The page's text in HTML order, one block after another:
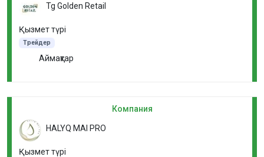
Tg Golden Retail
Қызмет түрі
Трейдер
Аймақтар
Компания
HALYQ MAI PRO
Қызмет түрі